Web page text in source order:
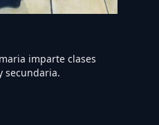
imparte clases
secundaria.